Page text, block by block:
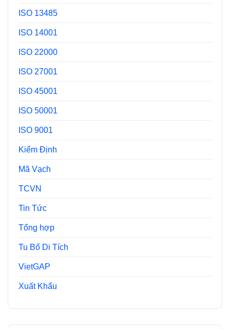
ISO 13485
ISO 14001
ISO 22000
ISO 27001
ISO 45001
ISO 50001
ISO 9001
Kiểm Định
Mã Vạch
TCVN
Tin Tức
Tổng hợp
Tu Bổ Di Tích
VietGAP
Xuất Khẩu